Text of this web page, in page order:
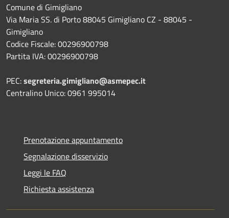
Comune di Gimigliano
Via Maria SS. di Porto 88045 Gimigliano CZ - 88045 -
Gimigliano
Codice Fiscale: 00296900798
Partita IVA: 00296900798
PEC:segreteria.gimigliano@asmepec.it
Centralino Unico: 0961 995014
Prenotazione appuntamento
Segnalazione disservizio
Leggi le FAQ
Richiesta assistenza